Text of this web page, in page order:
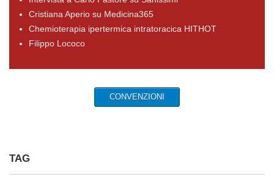
Cristiana Aperio su Medicina365
Chemioterapia ipertermica intratoracica HITHOT
Filippo Lococo
CONVENZIONI
TAG